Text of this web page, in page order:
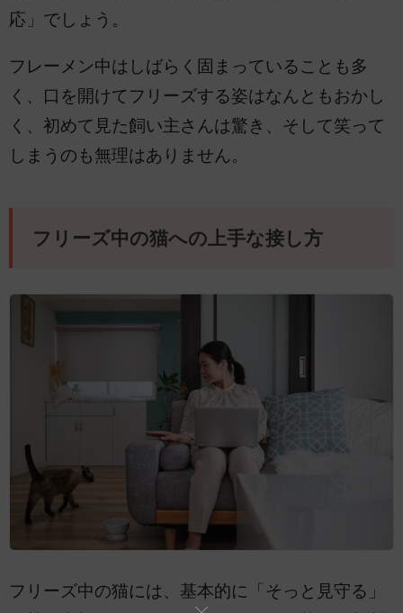
応」でしょう。
フレーメン中はしばらく固まっていることも多
く、口を開けてフリーズする姿はなんともおかし
く、初めて見た飼い主さんは驚き、そして笑って
しまうのも無理はありません。
フリーズ中の猫への上手な接し方
フリーズ中の猫には、基本的に「そっと見守る」